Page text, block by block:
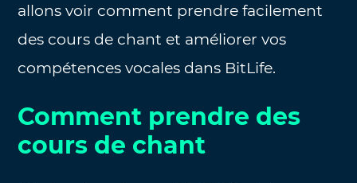
allons voir comment prendre facilement
des cours de chant et améliorer vos
compétences vocales dans BitLife.
Comment prendre des
cours de chant